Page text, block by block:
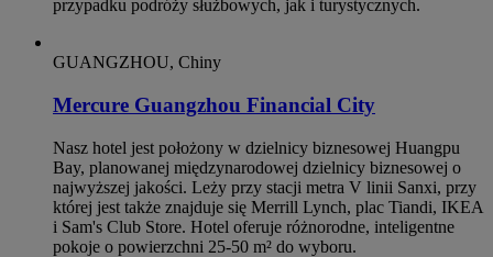
przypadku podróży służbowych, jak i turystycznych.
GUANGZHOU, Chiny
Mercure Guangzhou Financial City
Nasz hotel jest położony w dzielnicy biznesowej Huangpu
Bay, planowanej międzynarodowej dzielnicy biznesowej o
najwyższej jakości. Leży przy stacji metra V linii Sanxi, przy
której jest także znajduje się Merrill Lynch, plac Tiandi, IKEA
i Sam's Club Store. Hotel oferuje różnorodne, inteligentne
pokoje o powierzchni 25-50 m² do wyboru.